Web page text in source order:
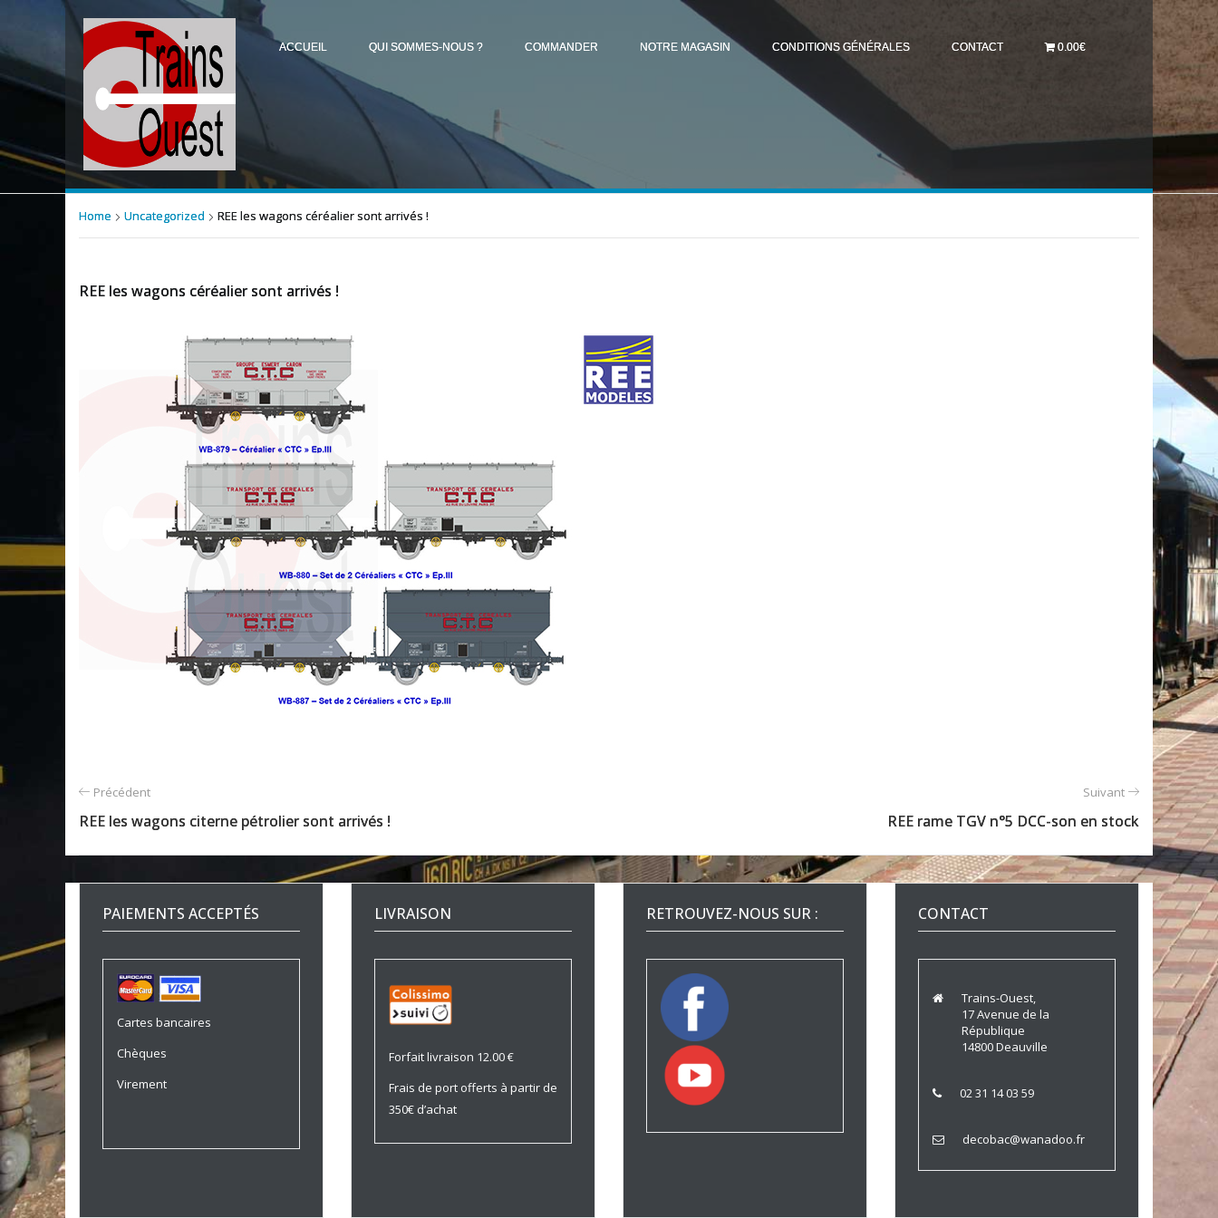
ACCUEIL QUI SOMMES-NOUS ? COMMANDER NOTRE MAGASIN CONDITIONS GÉNÉRALES CONTACT 0.00€
Home Uncategorized REE les wagons céréalier sont arrivés !
REE les wagons céréalier sont arrivés !
Précédent
REE les wagons citerne pétrolier sont arrivés !
Suivant
REE rame TGV n°5 DCC-son en stock
PAIEMENTS ACCEPTÉS
Cartes bancaires
Chèques
Virement
LIVRAISON
Forfait livraison 12.00 €
Frais de port offerts à partir de
350€ d’achat
RETROUVEZ-NOUS SUR : CONTACT
Trains-Ouest,
17 Avenue de la
République
14800 Deauville
02 31 14 03 59
decobac@wanadoo.fr